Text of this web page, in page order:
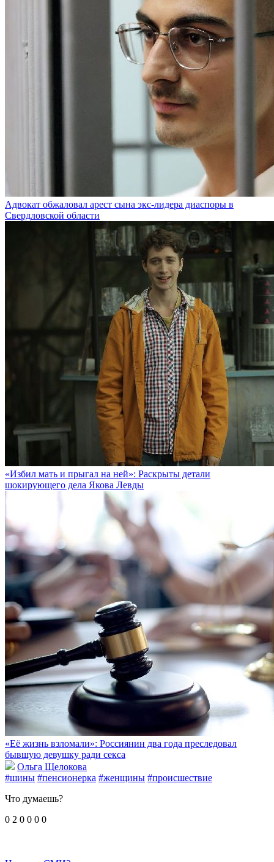
Адвокат обжаловал арест сына экс-лидера диаспоры в
Свердловской области
«Избил мать и прыгал на ней»: Раскрыты детали
шокирующего дела Якова Левды
«Её жизнь взломали»: Россиянин два года преследовал
бывшую девушку ради секса
Ольга Щелокова
#шины #пенсионерка #женщины #происшествие
Что думаешь?
0 2 0 0 0 0